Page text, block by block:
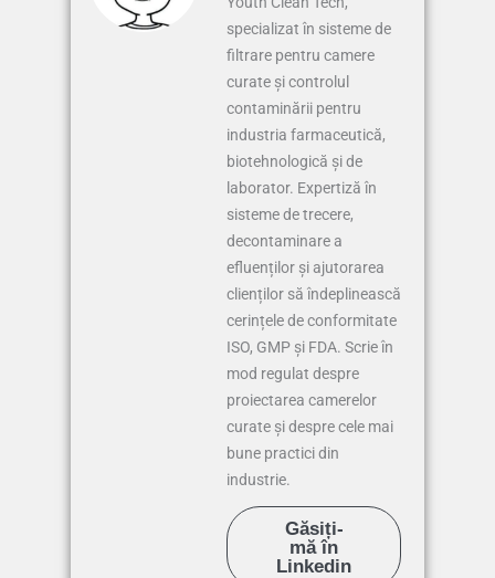
specializat în sisteme de
filtrare pentru camere
curate și controlul
contaminării pentru
industria farmaceutică,
biotehnologică și de
laborator. Expertiză în
sisteme de trecere,
decontaminare a
efluenților și ajutorarea
clienților să îndeplinească
cerințele de conformitate
ISO, GMP și FDA. Scrie în
mod regulat despre
proiectarea camerelor
curate și despre cele mai
bune practici din
industrie.
Găsiți-
mă în
Linkedin